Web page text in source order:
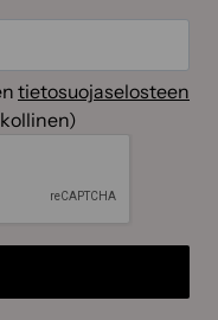
tietosuojaselosteen